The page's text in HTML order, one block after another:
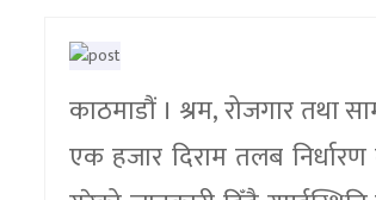
काठमाडौं । श्रम, रोजगार तथा
एक हजार दिराम तलब